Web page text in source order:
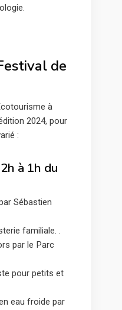
de
à
2024, pour
:
à 1h du
Sébastien
familiale. .
par le Parc
pour petits et
eau froide par